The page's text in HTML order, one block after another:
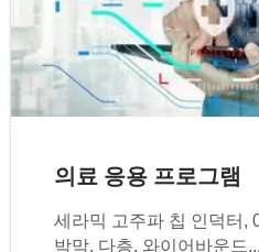
의료 응용 프로그램
세라믹 고주파 칩 인덕터,
박막, 다층, 와이어바운드